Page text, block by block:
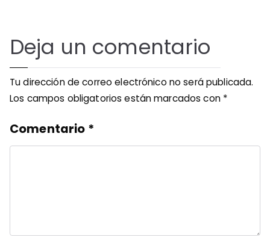
Deja un comentario
Tu dirección de correo electrónico no será publicada.
Los campos obligatorios están marcados con *
Comentario *